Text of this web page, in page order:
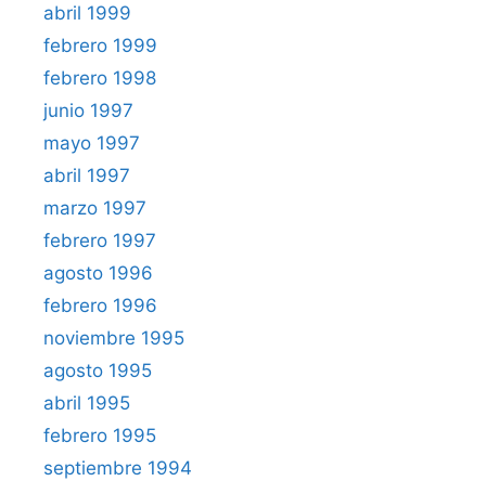
abril 1999
febrero 1999
febrero 1998
junio 1997
mayo 1997
abril 1997
marzo 1997
febrero 1997
agosto 1996
febrero 1996
noviembre 1995
agosto 1995
abril 1995
febrero 1995
septiembre 1994